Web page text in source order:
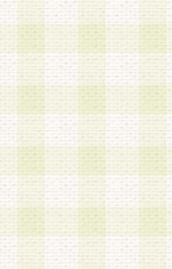
社は事前に会員
3.前項の定めに
意を 得ることな
づき選定した委
できるものとし
契約を締結しこ
の注意をもって
a.本サービスに
b.会員からの電
c.モバイルリサ
実施もしくは運営